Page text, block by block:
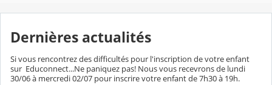
Dernières actualités
Si vous rencontrez des difficultés pour l'inscription de votre enfant
sur Educonnect...Ne paniquez pas! Nous vous recevrons de lundi
30/06 à mercredi 02/07 pour inscrire votre enfant de 7h30 à 19h.